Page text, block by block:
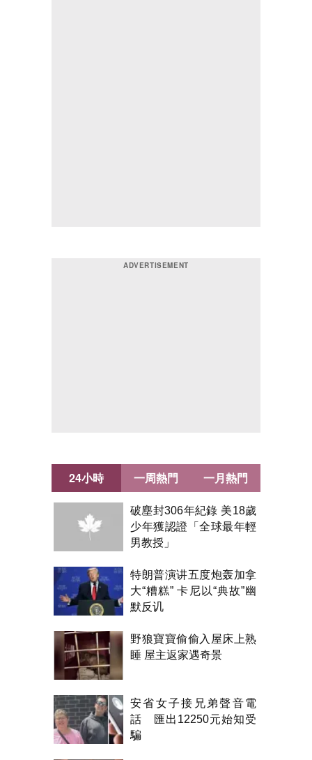
24小時
破塵封306年紀錄 美18歲
少年獲認證「全球最年輕
男教授」
特朗普演讲五度炮轰加拿
大“糟糕” 卡尼以“典故”幽
默反讥
野狼寶寶偷偷入屋床上熟
睡 屋主返家遇奇景
安省女子接兄弟聲音電
話 匯出12250元始知受
騙
一周熱門 一月熱門